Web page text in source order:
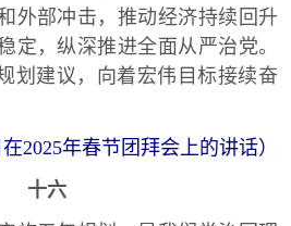
外部冲击，推动经济持续回升
定，纵深推进全面从严治党。
划建议，向着宏伟目标接续奋
2025年春节团拜会上的讲话）
十六